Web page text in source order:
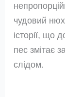
чудовий
історії, що
пес змітає
слідом.